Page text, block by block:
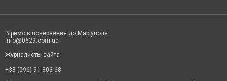
Віримо в повернення до Маріуполя
info@0629.com.ua
Журналисты сайта
+38 (096) 91 303 68